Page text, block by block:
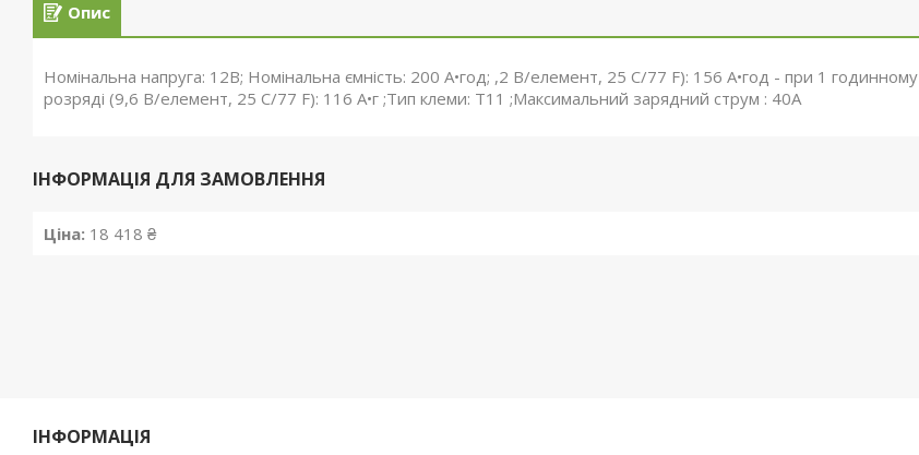
Опис
Номінальна напруга: 12В; Номінальна ємність: 200 А•год; ,2 В/елемент, 25 C/77 F): 156 А•год - при 1 годинному
розряді (9,6 В/елемент, 25 C/77 F): 116 А•г ;Тип клеми: T11 ;Максимальний зарядний струм : 40А
ІНФОРМАЦІЯ ДЛЯ ЗАМОВЛЕННЯ
Ціна: 18 418 ₴
ІНФОРМАЦІЯ